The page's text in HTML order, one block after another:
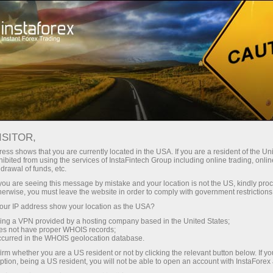
Avec InstaForex, vous accédez à
compétitives : effet de levier
jusqu’à 1:5000, parmi les meilleurs
spreads et commissions du
marché, ainsi que des conditions
avantageuses pour le trading
d’actions et d’indices.
Spreads
Bonus de 30 %
sur chaque dépôt
Vitesse
dans le trading et sur l’autoroute
shows that you are currently located in the USA. If you are a resident of the
from using the services of InstaFintech Group including online trading,
of funds, etc.
are seeing this message by mistake and your location is not the US, kindly
you must leave the website in order to comply with government
IP address show your location as the USA?
a VPN provided by a hosting company based in the United States;
not have proper WHOIS records;
in the WHOIS geolocation database.
whether you are a US resident or not by clicking the relevant button below. If
being a US resident, you will not be able to open an account with InstaForex